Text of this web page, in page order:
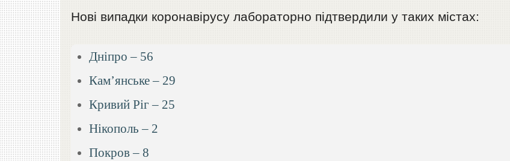
Нові випадки коронавірусу лабораторно підтвердили у таких містах:
Дніпро – 56
Кам’янське – 29
Кривий Ріг – 25
Нікополь – 2
Покров – 8